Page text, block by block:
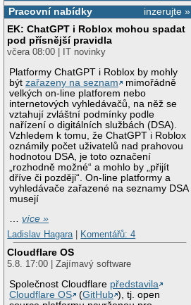
inzerujte »
Pracovní nabídky
EK: ChatGPT i Roblox mohou spadat
pod přísnější pravidla
včera 08:00 | IT novinky
Platformy ChatGPT i Roblox by mohly
býtzařazeny na seznam
mimořádně
velkých on-line platforem nebo
internetových vyhledávačů, na něž se
vztahují zvláštní podmínky podle
nařízení o digitálních službách (DSA).
Vzhledem k tomu, že ChatGPT i Roblox
oznámily počet uživatelů nad prahovou
hodnotou DSA, je toto označení
„rozhodně možné“ a mohlo by „přijít
dříve či později“. On-line platformy a
vyhledávače zařazené na seznamy DSA
musejí
…více »
Ladislav Hagara
Komentářů: 4
Cloudflare OS
5.8. 17:00 | Zajímavý software
Společnost Cloudflare představila
Cloudflare OS
(GitHub ), tj. open